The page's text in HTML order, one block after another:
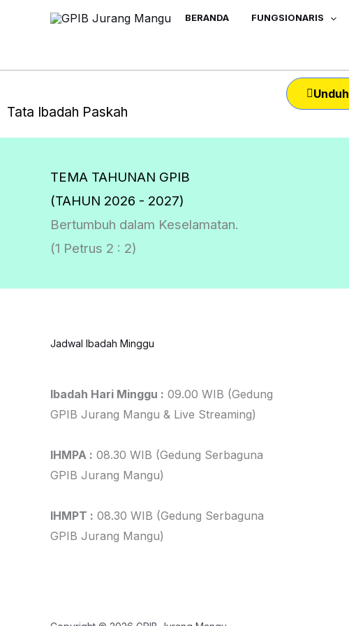
BERANDA FUNGSIONARIS
Tata Ibadah Paskah
Unduh
TEMA TAHUNAN GPIB
(TAHUN 2026 - 2027)
Bertumbuh dalam Keselamatan.
(1 Petrus 2 : 2)
Jadwal Ibadah Minggu
Ibadah Hari Minggu : 09.00 WIB (Gedung
GPIB Jurang Mangu & Live Streaming)
IHMPA : 08.30 WIB (Gedung Serbaguna
GPIB Jurang Mangu)
IHMPT : 08.30 WIB (Gedung Serbaguna
GPIB Jurang Mangu)